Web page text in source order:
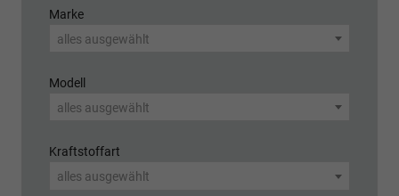
Marke
alles ausgewählt
Modell
alles ausgewählt
Kraftstoffart
alles ausgewählt